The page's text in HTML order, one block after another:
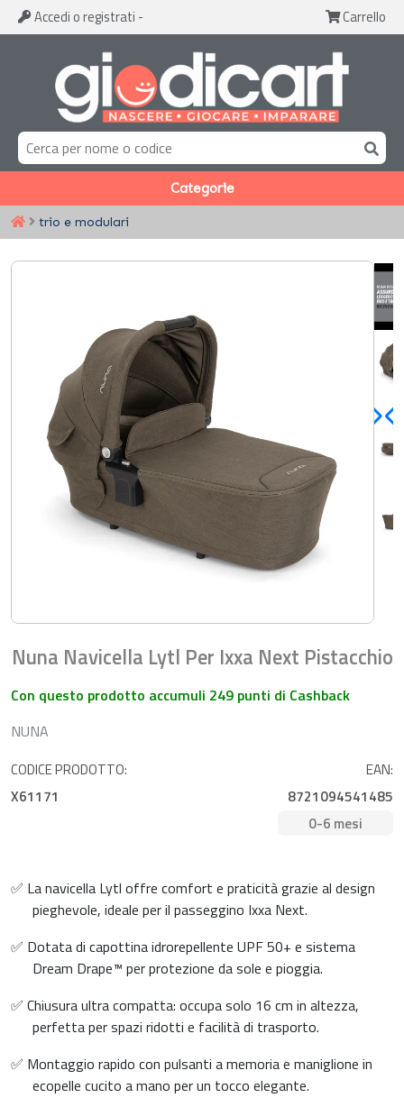
Accedi o registrati - Carrello
Categorie
trio e modulari
Nuna Navicella Lytl Per Ixxa Next Pistacchio
Con questo prodotto accumuli 249 punti di Cashback
NUNA
CODICE PRODOTTO:
X61171
EAN:
8721094541485
0-6 mesi
✅ La navicella Lytl offre comfort e praticità grazie al design
pieghevole, ideale per il passeggino Ixxa Next.
✅ Dotata di capottina idrorepellente UPF 50+ e sistema
Dream Drape™ per protezione da sole e pioggia.
✅ Chiusura ultra compatta: occupa solo 16 cm in altezza,
perfetta per spazi ridotti e facilità di trasporto.
✅ Montaggio rapido con pulsanti a memoria e maniglione in
ecopelle cucito a mano per un tocco elegante.